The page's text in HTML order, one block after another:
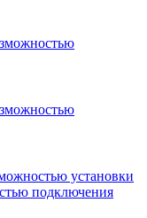
установки
подключения